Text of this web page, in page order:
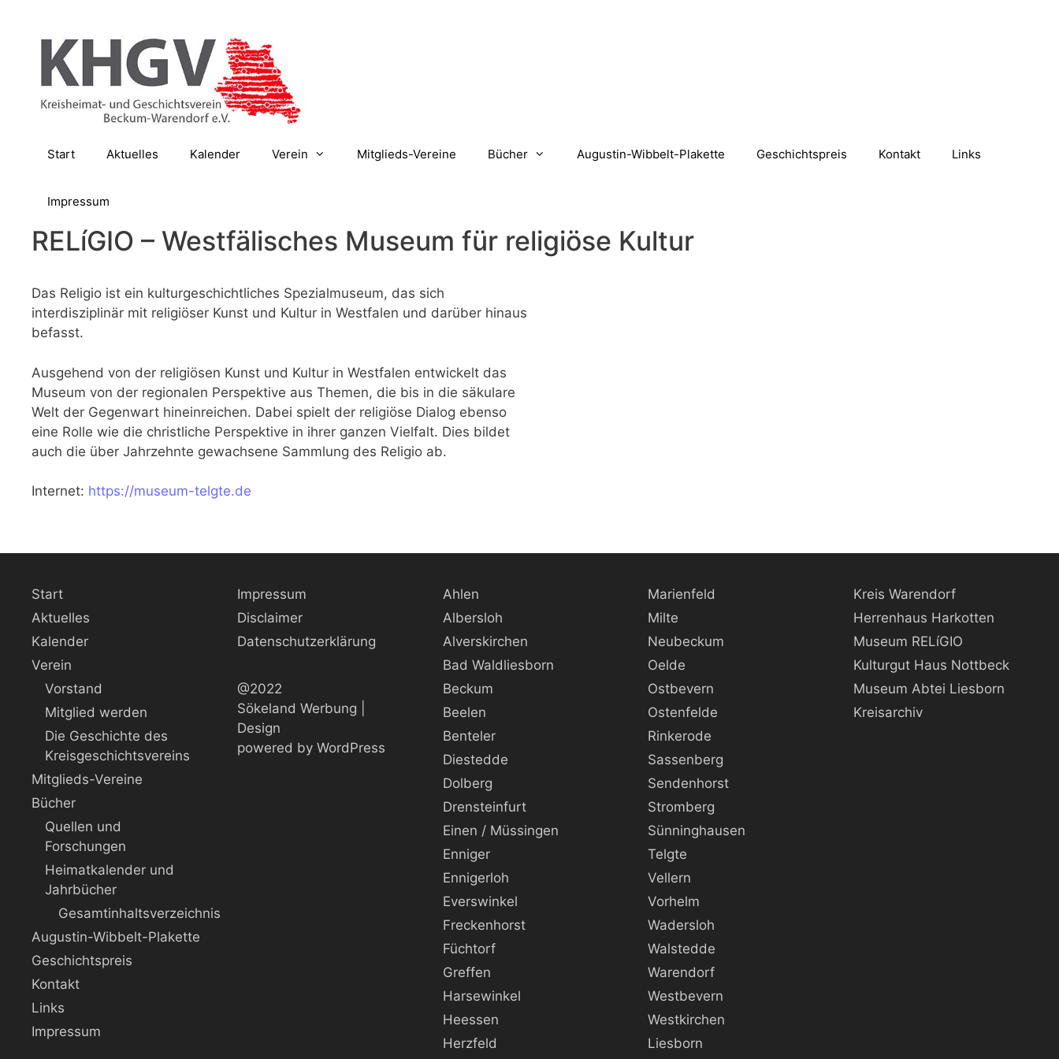
Start Aktuelles Kalender Verein Mitglieds-Vereine Bücher Augustin-Wibbelt-Plakette Geschichtspreis Kontakt Links
Impressum
RELíGIO – Westfälisches Museum für religiöse Kultur
Das Religio ist ein kulturgeschichtliches Spezialmuseum, das sich
interdisziplinär mit religiöser Kunst und Kultur in Westfalen und darüber hinaus
befasst.
Ausgehend von der religiösen Kunst und Kultur in Westfalen entwickelt das
Museum von der regionalen Perspektive aus Themen, die bis in die säkulare
Welt der Gegenwart hineinreichen. Dabei spielt der religiöse Dialog ebenso
eine Rolle wie die christliche Perspektive in ihrer ganzen Vielfalt. Dies bildet
auch die über Jahrzehnte gewachsene Sammlung des Religio ab.
Internet: https://museum-telgte.de
Start
Aktuelles
Kalender
Verein
Vorstand
Mitglied werden
Die Geschichte des
Kreisgeschichtsvereins
Mitglieds-Vereine
Bücher
Quellen und
Forschungen
Heimatkalender und
Jahrbücher
Gesamtinhaltsverzeichnis
Augustin-Wibbelt-Plakette
Geschichtspreis
Kontakt
Links
Impressum
Impressum
Disclaimer
Datenschutzerklärung
@2022
Sökeland Werbung |
Design
powered by WordPress
Ahlen
Albersloh
Alverskirchen
Bad Waldliesborn
Beckum
Beelen
Benteler
Diestedde
Dolberg
Drensteinfurt
Einen / Müssingen
Enniger
Ennigerloh
Everswinkel
Freckenhorst
Füchtorf
Greffen
Harsewinkel
Heessen
Herzfeld
Marienfeld
Milte
Neubeckum
Oelde
Ostbevern
Ostenfelde
Rinkerode
Sassenberg
Sendenhorst
Stromberg
Sünninghausen
Telgte
Vellern
Vorhelm
Wadersloh
Walstedde
Warendorf
Westbevern
Westkirchen
Liesborn
Kreis Warendorf
Herrenhaus Harkotten
Museum RELíGIO
Kulturgut Haus Nottbeck
Museum Abtei Liesborn
Kreisarchiv